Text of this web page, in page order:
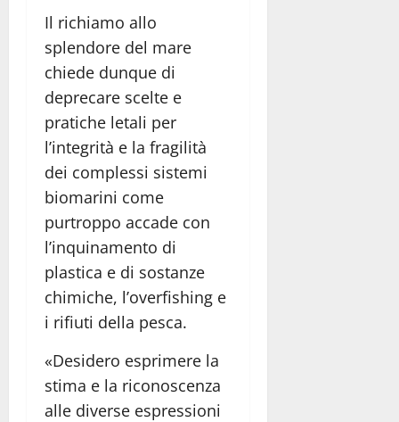
Il richiamo allo
splendore del mare
chiede dunque di
deprecare scelte e
pratiche letali per
l’integrità e la fragilità
dei complessi sistemi
biomarini come
purtroppo accade con
l’inquinamento di
plastica e di sostanze
chimiche, l’overfishing e
i rifiuti della pesca.
«Desidero esprimere la
stima e la riconoscenza
alle diverse espressioni